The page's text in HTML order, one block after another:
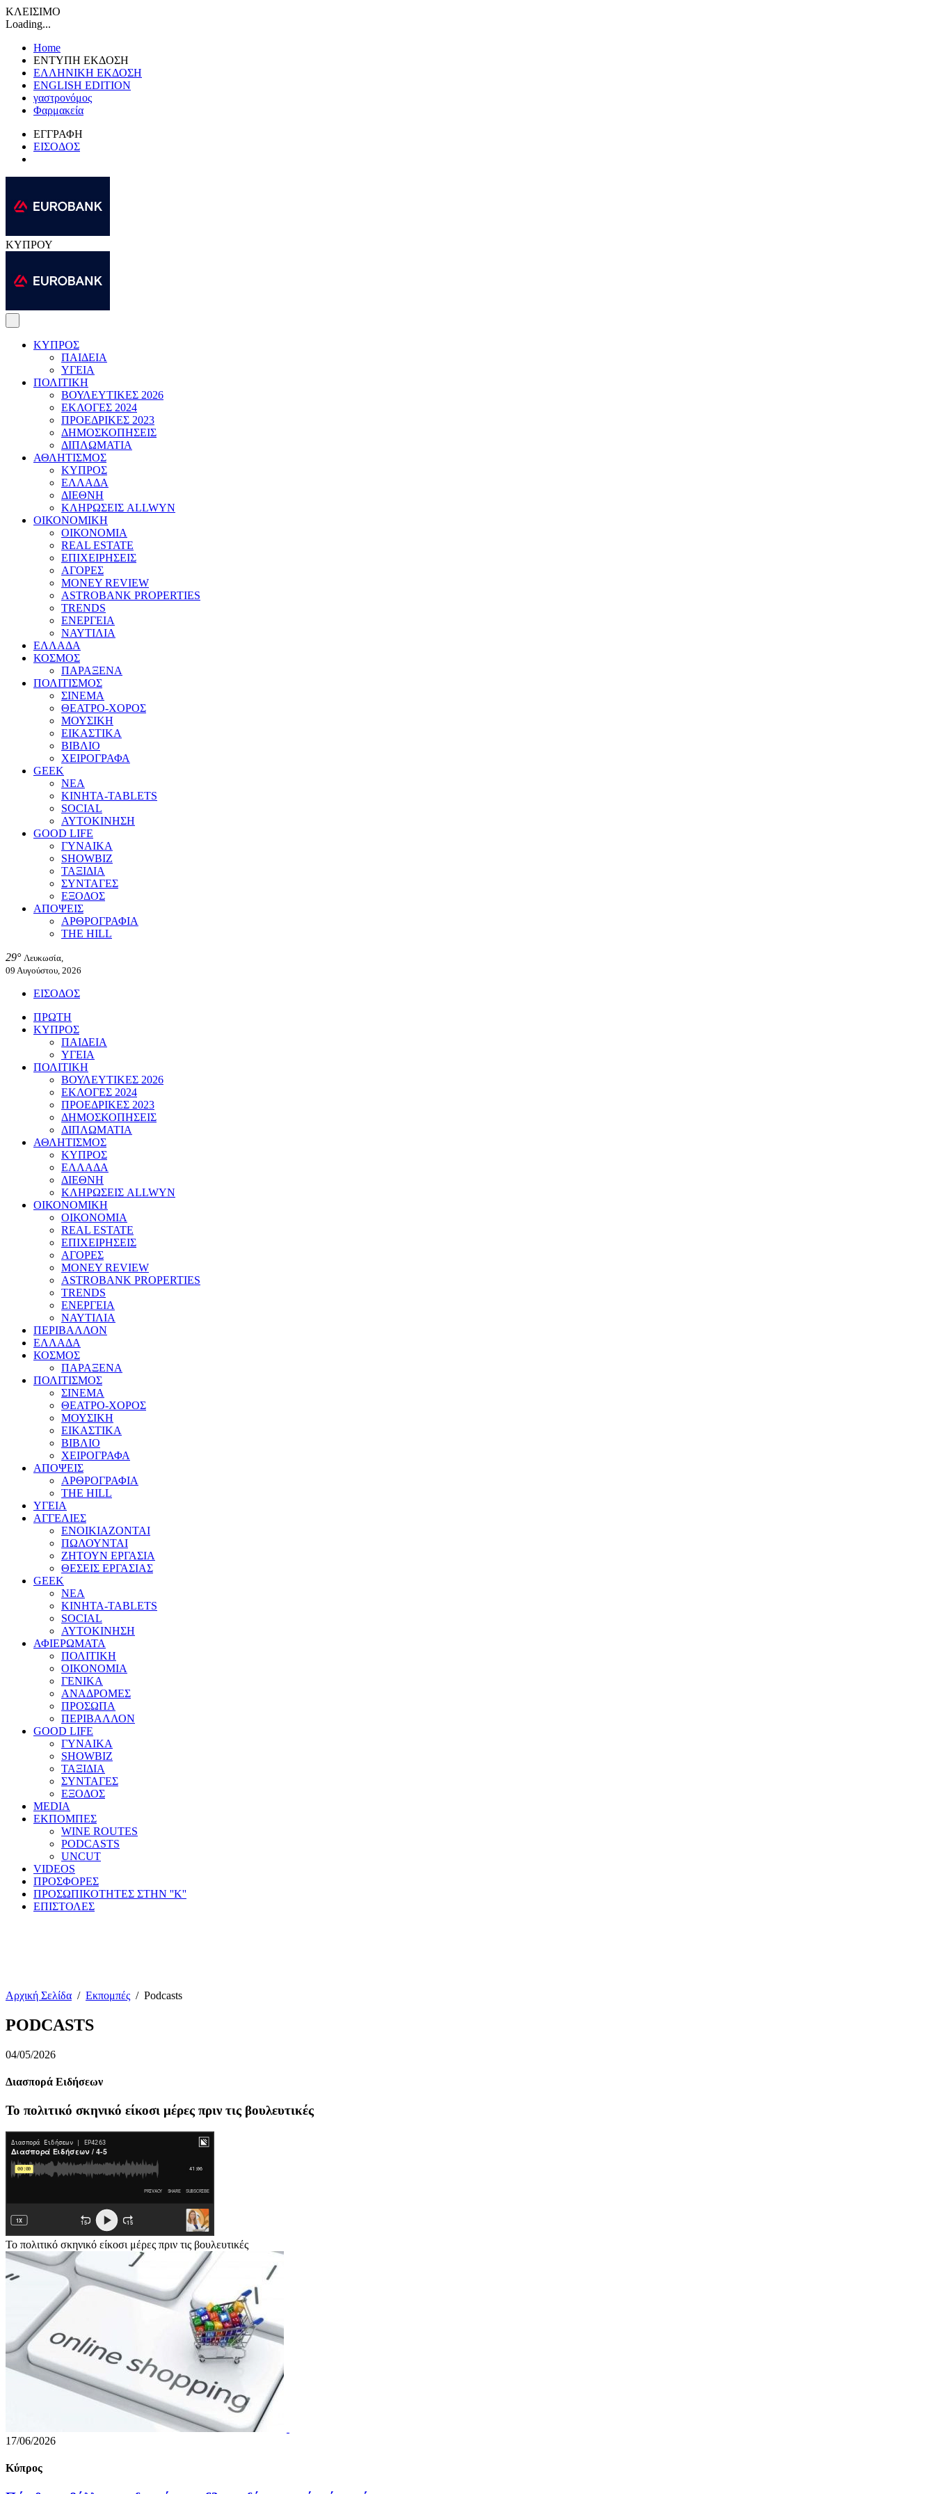
ΚΛΕΙΣΙΜΟ
Loading...
Home
ΕΝΤΥΠΗ ΕΚΔΟΣΗ
ΕΛΛΗΝΙΚΗ ΕΚΔΟΣΗ
ENGLISH EDITION
γαστρονόμος
Φαρμακεία
ΕΓΓΡΑΦΗ
ΕΙΣΟΔΟΣ
ΚΥΠΡΟΥ
ΚΥΠΡΟΣ
ΠΑΙΔΕΙΑ
ΥΓΕΙΑ
ΠΟΛΙΤΙΚΗ
ΒΟΥΛΕΥΤΙΚΕΣ 2026
ΕΚΛΟΓΕΣ 2024
ΠΡΟΕΔΡΙΚΕΣ 2023
ΔΗΜΟΣΚΟΠΗΣΕΙΣ
ΔΙΠΛΩΜΑΤΙΑ
ΑΘΛΗΤΙΣΜΟΣ
ΚΥΠΡΟΣ
ΕΛΛΑΔΑ
ΔΙΕΘΝΗ
ΚΛΗΡΩΣΕΙΣ ALLWYN
ΟΙΚΟΝΟΜΙΚΗ
ΟΙΚΟΝΟΜΙΑ
REAL ESTATE
ΕΠΙΧΕΙΡΗΣΕΙΣ
ΑΓΟΡΕΣ
MONEY REVIEW
ASTROBANK PROPERTIES
TRENDS
ΕΝΕΡΓΕΙΑ
ΝΑΥΤΙΛΙΑ
ΕΛΛΑΔΑ
ΚΟΣΜΟΣ
ΠΑΡΑΞΕΝΑ
ΠΟΛΙΤΙΣΜΟΣ
ΣΙΝΕΜΑ
ΘΕΑΤΡΟ-ΧΟΡΟΣ
ΜΟΥΣΙΚΗ
ΕΙΚΑΣΤΙΚΑ
ΒΙΒΛΙΟ
ΧΕΙΡΟΓΡΑΦΑ
GEEK
ΝΕΑ
ΚΙΝΗΤΑ-TABLETS
SOCIAL
ΑΥΤΟΚΙΝΗΣΗ
GOOD LIFE
ΓΥΝΑΙΚΑ
SHOWBIZ
ΤΑΞΙΔΙΑ
ΣΥΝΤΑΓΕΣ
ΕΞΟΔΟΣ
ΑΠΟΨΕΙΣ
ΑΡΘΡΟΓΡΑΦΙΑ
THE HILL
29° Λευκωσία,
09 Αυγούστου, 2026
ΕΙΣΟΔΟΣ
ΠΡΩΤΗ
ΚΥΠΡΟΣ
ΠΑΙΔΕΙΑ
ΥΓΕΙΑ
ΠΟΛΙΤΙΚΗ
ΒΟΥΛΕΥΤΙΚΕΣ 2026
ΕΚΛΟΓΕΣ 2024
ΠΡΟΕΔΡΙΚΕΣ 2023
ΔΗΜΟΣΚΟΠΗΣΕΙΣ
ΔΙΠΛΩΜΑΤΙΑ
ΑΘΛΗΤΙΣΜΟΣ
ΚΥΠΡΟΣ
ΕΛΛΑΔΑ
ΔΙΕΘΝΗ
ΚΛΗΡΩΣΕΙΣ ALLWYN
ΟΙΚΟΝΟΜΙΚΗ
ΟΙΚΟΝΟΜΙΑ
REAL ESTATE
ΕΠΙΧΕΙΡΗΣΕΙΣ
ΑΓΟΡΕΣ
MONEY REVIEW
ASTROBANK PROPERTIES
TRENDS
ΕΝΕΡΓΕΙΑ
ΝΑΥΤΙΛΙΑ
ΠΕΡΙΒΑΛΛΟΝ
ΕΛΛΑΔΑ
ΚΟΣΜΟΣ
ΠΑΡΑΞΕΝΑ
ΠΟΛΙΤΙΣΜΟΣ
ΣΙΝΕΜΑ
ΘΕΑΤΡΟ-ΧΟΡΟΣ
ΜΟΥΣΙΚΗ
ΕΙΚΑΣΤΙΚΑ
ΒΙΒΛΙΟ
ΧΕΙΡΟΓΡΑΦΑ
ΑΠΟΨΕΙΣ
ΑΡΘΡΟΓΡΑΦΙΑ
THE HILL
ΥΓΕΙΑ
ΑΓΓΕΛΙΕΣ
ΕΝΟΙΚΙΑΖΟΝΤΑΙ
ΠΩΛΟΥΝΤΑΙ
ΖΗΤΟΥΝ ΕΡΓΑΣΙΑ
ΘΕΣΕΙΣ ΕΡΓΑΣΙΑΣ
GEEK
ΝΕΑ
ΚΙΝΗΤΑ-TABLETS
SOCIAL
ΑΥΤΟΚΙΝΗΣΗ
ΑΦΙΕΡΩΜΑΤΑ
ΠΟΛΙΤΙΚΗ
ΟΙΚΟΝΟΜΙΑ
ΓΕΝΙΚΑ
ΑΝΑΔΡΟΜΕΣ
ΠΡΟΣΩΠΑ
ΠΕΡΙΒΑΛΛΟΝ
GOOD LIFE
ΓΥΝΑΙΚΑ
SHOWBIZ
ΤΑΞΙΔΙΑ
ΣΥΝΤΑΓΕΣ
ΕΞΟΔΟΣ
MEDIA
ΕΚΠΟΜΠΕΣ
WINE ROUTES
PODCASTS
UNCUT
VIDEOS
ΠΡΟΣΦΟΡΕΣ
ΠΡΟΣΩΠΙΚΟΤΗΤΕΣ ΣΤΗΝ ''Κ''
ΕΠΙΣΤΟΛΕΣ
Αρχική Σελίδα / Εκπομπές / Podcasts
PODCASTS
04/05/2026
Διασπορά Ειδήσεων
Το πολιτικό σκηνικό είκοσι μέρες πριν τις βουλευτικές
Το πολιτικό σκηνικό είκοσι μέρες πριν τις βουλευτικές
17/06/2026
Κύπρος